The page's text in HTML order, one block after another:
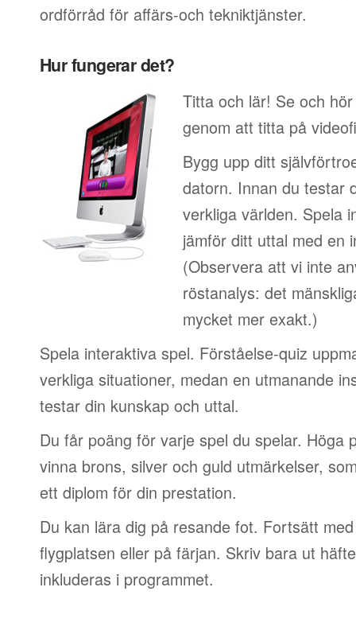
ordförråd för affärs-och tekniktjänster.
Hur fungerar det?
Titta och lär! Se och
genom att titta på
Bygg upp ditt
datorn. Innan du testar
verkliga världen. Spela
jämför ditt uttal med en
(Observera att vi inte
röstanalys: det
mycket mer exakt.)
Spela interaktiva spel. Förståelse-quiz
verkliga situationer, medan en utmanande
testar din kunskap och uttal.
Du får poäng för varje spel du spelar. Höga
vinna brons, silver och guld utmärkelser,
ett diplom för din prestation.
Du kan lära dig på resande fot. Fortsätt
flygplatsen eller på färjan. Skriv bara ut
inkluderas i programmet.